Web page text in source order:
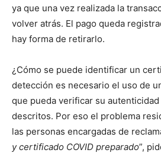
ya que una vez realizada la
volver atrás. El pago queda
hay forma de retirarlo.
¿Cómo se puede identificar un
detección es necesario el uso de
que pueda verificar su
descritos. Por eso el problema
las personas encargadas de
y certificado COVID preparado”,